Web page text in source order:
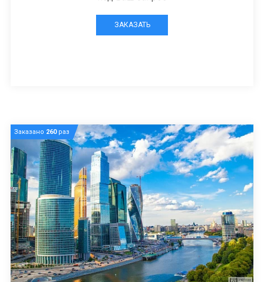
ЗАКАЗАТЬ
Заказано 260раз